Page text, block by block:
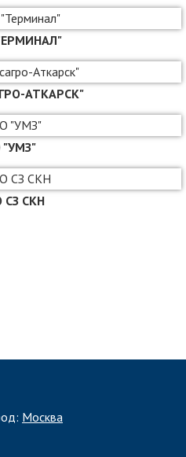
АТКАРСК"
"УМЗ"
СЗ СКН
Москва